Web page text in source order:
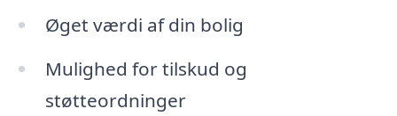
Øget værdi af din bolig
Mulighed for tilskud og
støtteordninger